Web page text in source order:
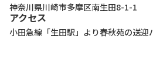
神奈川県川崎市多摩区南生田8-1-1
アクセス
小田急線「生田駅」より春秋苑の送迎